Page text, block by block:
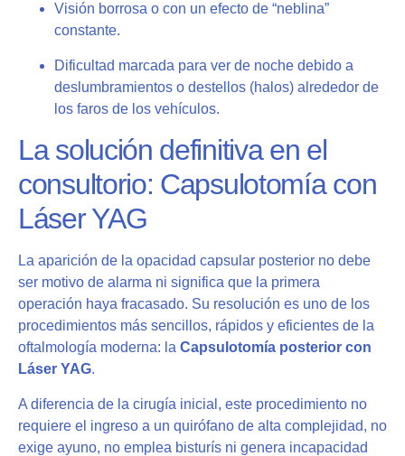
Visión borrosa o con un efecto de “neblina”
constante.
Dificultad marcada para ver de noche debido a
deslumbramientos o destellos (halos) alrededor de
los faros de los vehículos.
La solución definitiva en el
consultorio: Capsulotomía con
Láser YAG
La aparición de la opacidad capsular posterior no debe
ser motivo de alarma ni significa que la primera
operación haya fracasado. Su resolución es uno de los
procedimientos más sencillos, rápidos y eficientes de la
oftalmología moderna: la Capsulotomía posterior con
Láser YAG.
A diferencia de la cirugía inicial, este procedimiento no
requiere el ingreso a un quirófano de alta complejidad, no
exige ayuno, no emplea bisturís ni genera incapacidad